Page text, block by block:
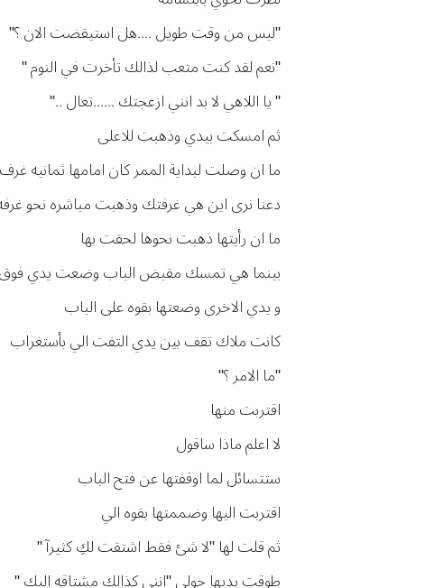
"ليس من وقت طويل ....هل استيقضت الان ؟"
"نعم لقد كنت متعب لذالك تأخرت في النوم "
" يا اللاهي لا بد انني ازعجتك ......تعال .."
ثم امسكت بيدي وذهبت للاعلى
ما ان وصلت لبداية الممر كان امامها ثمانيه غرف
دعنا نرى اين هي غرفتك وذهبت مباشره نحو
ما ان رأيتها ذهبت نحوها لحقت بها
بينما هي تمسك مقبض الباب وضعت يدي فوق
و يدي الاخرى وضعتها بقوه على الباب
كانت ملاك تقف بين يدي التفت الي بأستغراب
"ما الامر ؟"
اقتربت منها
لا اعلم ماذا ساقول
ستتسائل لما اوقفتها عن فتح الباب
اقتربت اليها وضممتها بقوه الي
ثم قلت لها "لا شئ فقط اشتقت لكِ كثيرآ "
طوقت يديها حولي "انني كذالك مشتاقه اليك "